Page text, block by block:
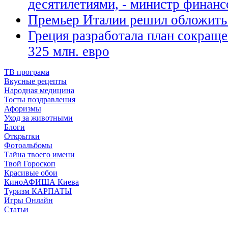
десятилетиями, - министр
Премьер Италии решил обложить
Греция разработала план
325 млн. евро
ТВ програма
Вкусные рецепты
Народная медицина
Тосты поздравления
Афоризмы
Уход за животными
Блоги
Открытки
Фотоальбомы
Тайна твоего имени
Твой Гороскоп
Красивые обои
КиноАФИША Киева
Туризм КАРПАТЫ
Игры Онлайн
Статьи